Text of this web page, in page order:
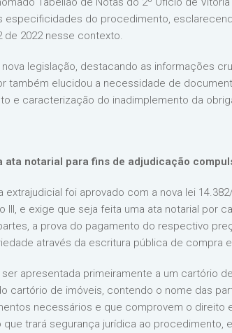
especificidades do procedimento,
2022 nesse contexto.
legislação, destacando as informações
também elucidou a necessidade de
e caracterização do inadimplemento da
ata notarial para fins de adjudicação
foi aprovado com a nova lei
e exige que seja feita uma ata notarial por
a prova do pagamento do respectivo
através da escritura pública de compra
apresentada primeiramente a um cartório
cartório de imóveis, contendo o nome das
necessários e que comprovem o direito
trará segurança jurídica ao procedimento,